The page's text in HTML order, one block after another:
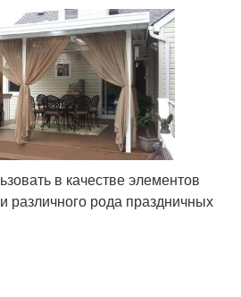
в качестве элементов
различного рода праздничных